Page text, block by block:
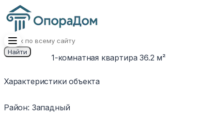
Найти
1-комнатная квартира 36.2 м²
недоступно
Характеристики объекта
Район: Западный